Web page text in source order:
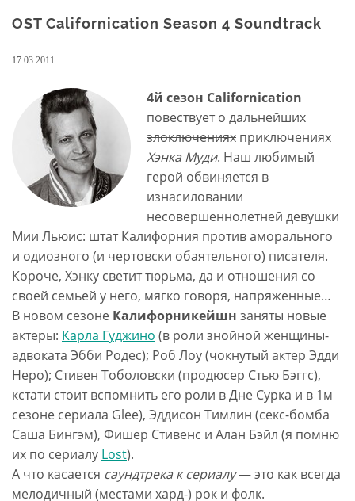
OST Californication Season 4 Soundtrack
17.03.2011
4й сезон Californication
повествует о дальнейших
злоключениях приключениях
Хэнка Муди. Наш любимый
герой обвиняется в
изнасиловании
несовершеннолетней девушки
Мии Льюис: штат Калифорния против аморального
и одиозного (и чертовски обаятельного) писателя.
Короче, Хэнку светит тюрьма, да и отношения со
своей семьей у него, мягко говоря, напряженные…
В новом сезоне Калифорникейшн заняты новые
актеры: Карла Гуджино (в роли знойной женщины-
адвоката Эбби Родес); Роб Лоу (чокнутый актер Эдди
Неро); Стивен Тоболовски (продюсер Стью Бэггс),
кстати стоит вспомнить его роли в Дне Сурка и в 1м
сезоне сериала Glee), Эддисон Тимлин (секс-бомба
Саша Бингэм), Фишер Стивенс и Алан Бэйл (я помню
их по сериалу Lost).
А что касается саундтрека к сериалу— это как всегда
мелодичный (местами хард-) рок и фолк.